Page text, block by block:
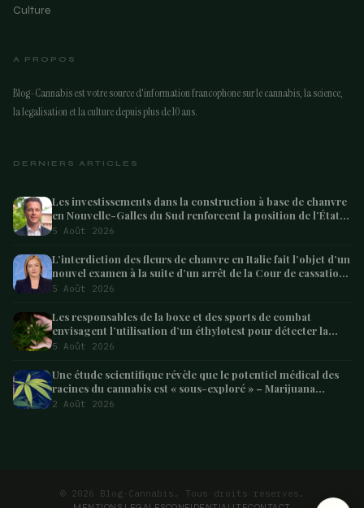
Culture
A PROPOS
Blog-Cannabis est votre source d'information francophone sur le cannabis, la science,
la legalisation et la culture depuis plus de 10 ans.
DERNIERS ARTICLES
Les investissements dans la construction à base de chanvre
en Nouvelle-Galles du Sud renforcent la position de l’État
en tant que leader australien
5 Août 2026
L’interdiction des fleurs de chanvre en Italie fait l’objet d’un
nouvel examen à la suite d’un arrêt de la Cour de cassation
concernant les saisies
5 Août 2026
Les responsables de la boxe et des sports de combat
envisagent l’utilisation d’un éthylotest pour détecter la
consommation de cannabis chez les combattants –
5 Août 2026
Une étude scientifique révèle que le potentiel médical des
racines du cannabis est « sous-exploré » – Marijuana
Moment
2 Août 2026
© 2026 Blog-Cannabis. Tous droits reserves.